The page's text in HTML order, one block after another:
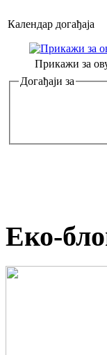
Календар догађаја
Прикажи за
Догађаји за
Еко-